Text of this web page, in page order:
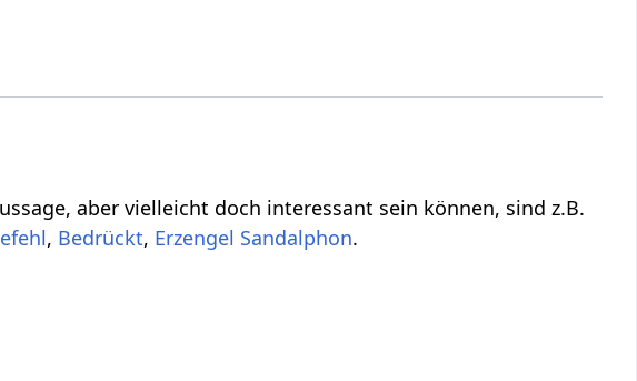
Einige Begriffe, die vielleicht nicht direkt zu tun haben mit Aussage‏‎, aber vielleicht doch interessant sein können, sind z.B.
, , Erzengel Sandalphon.